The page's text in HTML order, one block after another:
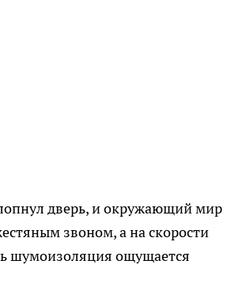
дверь, и окружающий мир
звоном, а на скорости
шумоизоляция ощущается